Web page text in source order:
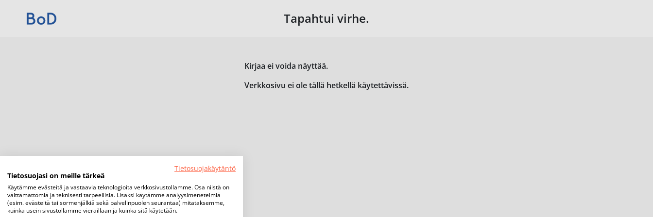
Tapahtui virhe.
Kirjaa ei voida näyttää.
Verkkosivu ei ole tällä hetkellä käytettävissä.
Tietosuojakäytäntö
Tietosuojasi on meille tärkeä
Käytämme evästeitä ja vastaavia teknologioita verkkosivustollamme. Osa niistä on
välttämättömiä ja teknisesti tarpeellisia. Lisäksi käytämme analyysimenetelmiä
(esim. evästeitä tai sormenjälkiä sekä palvelinpuolen seurantaa) mitataksemme,
kuinka usein sivustollamme vieraillaan ja kuinka sitä käytetään.